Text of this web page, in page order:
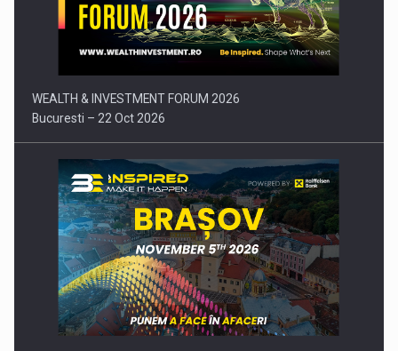
Comunicat de presa: Joburile part-time reincep sa intre pe…
WEALTH & INVESTMENT FORUM 2026
Bucuresti – 22 Oct 2026